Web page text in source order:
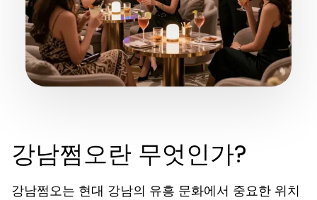
강남쩜오란 무엇인가?
강남쩜오는 현대 강남의 유흥 문화에서 중요한 위치